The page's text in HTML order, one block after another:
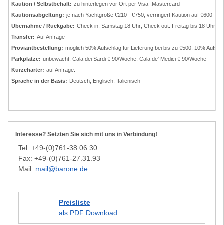
Kaution / Selbstbehalt: zu hinterlegen vor Ort per Visa-,Mastercard
Kautionsabgeltung: je nach Yachtgröße €210 - €750, verringert Kaution auf €600 -
Übernahme / Rückgabe: Check in: Samstag 18 Uhr; Check out: Freitag bis 18 Uhr
Transfer: Auf Anfrage
Proviantbestellung: möglich 50% Aufschlag für Lieferung bei bis zu €500, 10%
Parkplätze: unbewacht: Cala dei Sardi € 90/Woche, Cala de' Medici € 90/Woche
Kurzcharter: auf Anfrage.
Sprache in der Basis: Deutsch, Englisch, Italienisch
Interesse? Setzten Sie sich mit uns in Verbindung!
Tel: +49-(0)761-38.06.30
Fax: +49-(0)761-27.31.93
Mail: mail@barone.de
Preisliste
als PDF Download